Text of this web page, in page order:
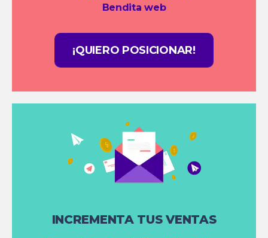
Bendita web
¡QUIERO POSICIONAR!
INCREMENTA TUS VENTAS